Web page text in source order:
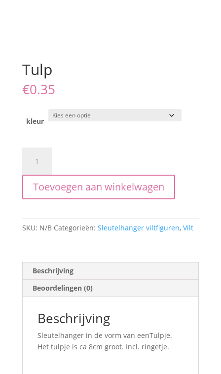
Tulp
€0.35
kleur
aantal
Toevoegen aan winkelwagen
SKU: N/B Categorieën: Sleutelhanger viltfiguren, Vilt
Beschrijving
Beoordelingen (0)
Beschrijving
Sleutelhanger in de vorm van eenTulpje.
Het tulpje is ca 8cm groot. Incl. ringetje.